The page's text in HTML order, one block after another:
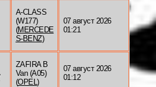
A-CLASS
(W177)
(MERCEDE
S-BENZ)
07 август 2026
01:21
ZAFIRA B
Van (A05)
(OPEL )
07 август 2026
01:12